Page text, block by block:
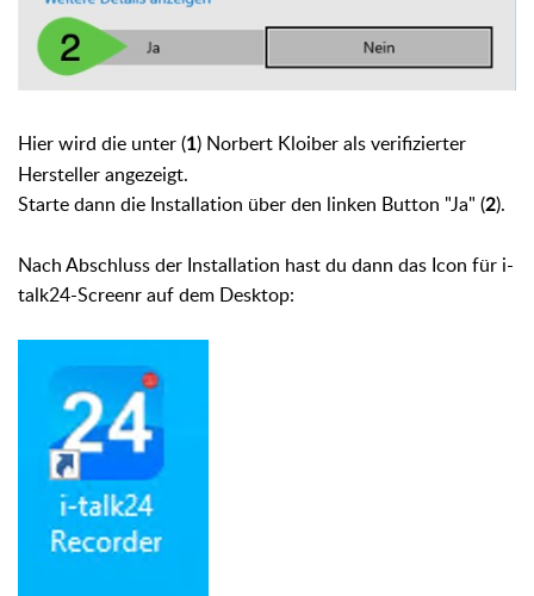
1. Klicke rechts neben dem Download auf die 3
2. Klicke dann auf "Behalten">> Das Fenster
vergrößert sich dann!
3. Klicke dann unten auf
1. Klicke hier
Weitere
Informationen
Das Fenster wird danach wie folgt angezeigt:
1. Klicke hier
ausführen"
Hier wird die unter (1) Norbert Kloiber als verifizierter
Hersteller angezeigt.
Starte dann die Installation über den linken Button "Ja" (2).
Nach Abschluss der Installation hast du dann das Icon für i-
talk24-Screenr auf dem Desktop: